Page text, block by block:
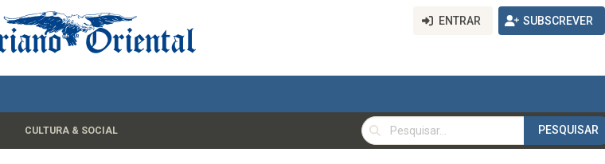
ENTRAR SUBSCREVER
CULTURA & SOCIAL
PESQUISAR
PESQUISAR